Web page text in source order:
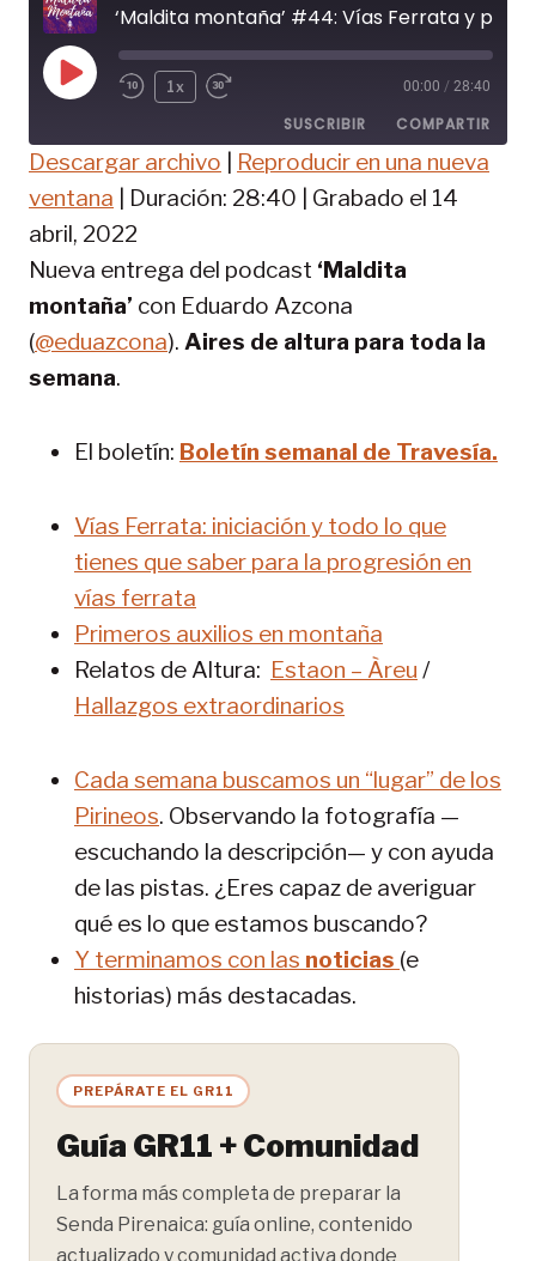
R
r
o
d
u
c
r
e
p
o
o
1x 00:00 / 28:40
SUSCRIBIR COMPARTIR
FEED RSS
COMPAR
TIR
ENLACE
AR
Descargar archivo | Reproducir en una nueva
ventana | Duración: 28:40 | Grabado el 14
abril, 2022
Nueva entrega del podcast ‘Maldita
montaña’ con Eduardo Azcona
(@eduazcona). Aires de altura para toda la
semana.
El boletín: Boletín semanal de Travesía.
Vías Ferrata: iniciación y todo lo que
tienes que saber para la progresión en
vías ferrata
Primeros auxilios en montaña
Relatos de Altura: Estaon – Àreu /
Hallazgos extraordinarios
Cada semana buscamos un “lugar” de los
Pirineos. Observando la fotografía —
escuchando la descripción— y con ayuda
de las pistas. ¿Eres capaz de averiguar
qué es lo que estamos buscando?
Y terminamos con las noticias (e
historias) más destacadas.
PREPÁRATE EL GR11
Guía GR11 + Comunidad
La forma más completa de preparar la
Senda Pirenaica: guía online, contenido
actualizado y comunidad activa donde